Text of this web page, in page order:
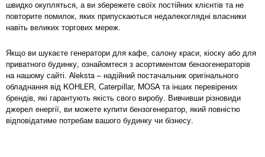
швидко окупляться, а ви збережете своїх постійних клієнтів та не
повторите помилок, яких припускаються недалекоглядні власники
навіть великих торгових мереж.
Якщо ви шукаєте генератори для кафе, салону краси, кіоску або для
приватного будинку, ознайомтеся з асортиментом бензогенераторів
на нашому сайті. Aleksta – надійний постачальник оригінального
обладнання від KOHLER, Caterpillar, MOSA та інших перевірених
брендів, які гарантують якість свого виробу. Вивчивши різновиди
джерел енергії, ви можете купити бензогенератор, який повністю
відповідатиме потребам вашого будинку чи бізнесу.